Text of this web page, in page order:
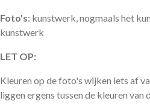
Foto's: kunstwerk, nogmaals het
kunstwerk
LET OP:
Kleuren op de foto's wijken iets af
liggen ergens tussen de kleuren van